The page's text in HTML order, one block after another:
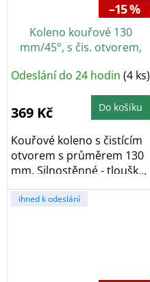
–15 %
Koleno kouřové 130
mm/45°, s čis. otvorem,
Odeslání do 24 hodin (4 ks)
369 Kč Do košíku
Kouřové koleno s čistícím
otvorem s průměrem 130
mm. Silnostěnné - tlouška
plechu 1,5...
ihned k odeslání